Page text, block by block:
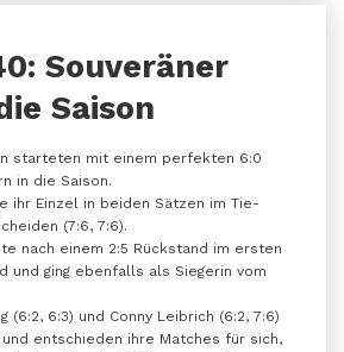
Souveräner
Saison
starteten mit einem perfekten 6:0
in die Saison.
ihr Einzel in beiden Sätzen im Tie-
(7:6, 7:6).
nach einem 2:5 Rückstand im ersten
und ging ebenfalls als Siegerin vom
(6:2, 6:3) und Conny Leibrich (6:2, 7:6)
und entschieden ihre Matches für sich,